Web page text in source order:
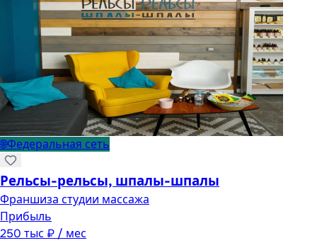
🌐Федеральная сеть
Рельсы-рельсы, шпалы-шпалы
Франшиза студии массажа
Прибыль
250 тыс ₽ / мес